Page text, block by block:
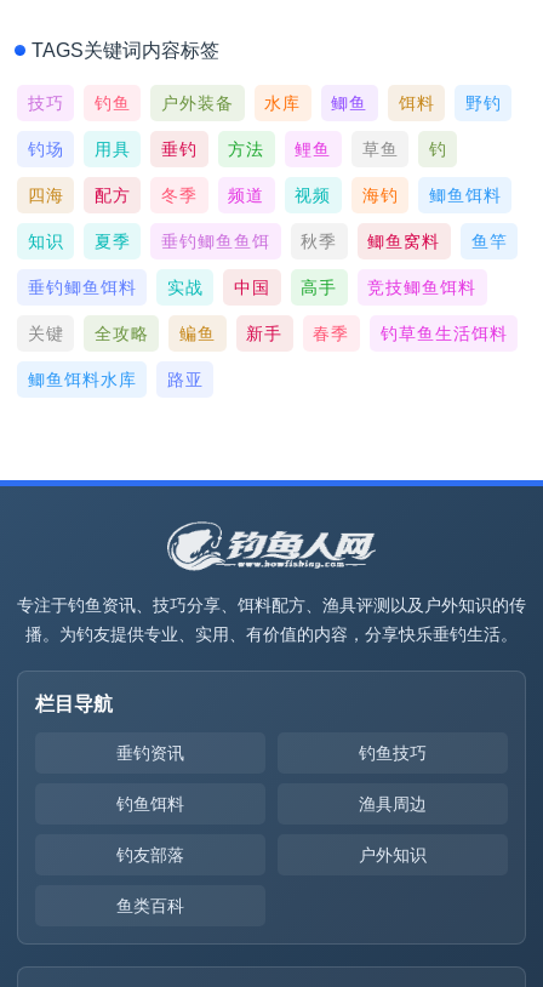
TAGS关键词内容标签
技巧 钓鱼 户外装备 水库 鲫鱼 饵料 野钓
钓场 用具 垂钓 方法 鲤鱼 草鱼 钓
四海 配方 冬季 频道 视频 海钓 鲫鱼饵料
知识 夏季 垂钓鲫鱼鱼饵 秋季 鲫鱼窝料 鱼竿
垂钓鲫鱼饵料 实战 中国 高手 竞技鲫鱼饵料
关键 全攻略 鳊鱼 新手 春季 钓草鱼生活饵料
鲫鱼饵料水库 路亚
专注于钓鱼资讯、技巧分享、饵料配方、渔具评测以及户外知识的传
播。为钓友提供专业、实用、有价值的内容，分享快乐垂钓生活。
栏目导航
垂钓资讯 钓鱼技巧
钓鱼饵料 渔具周边
钓友部落 户外知识
鱼类百科